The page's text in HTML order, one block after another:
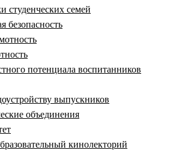
студенческих семей
безопасность
потенциала воспитанников
выпускников
объединения
кинолекторий